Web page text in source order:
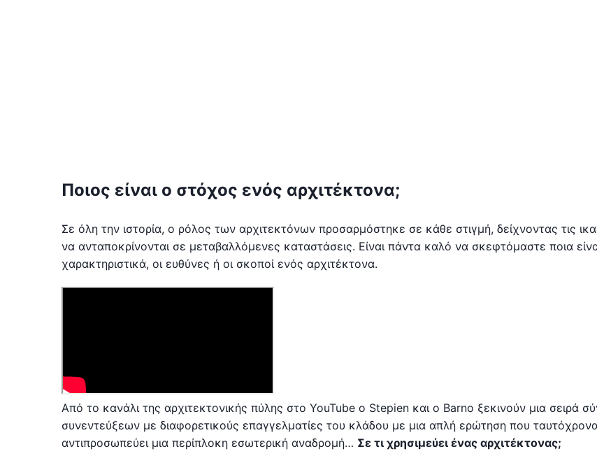
Ποιος είναι ο στόχος ενός αρχιτέκτονα;
Σε όλη την ιστορία, ο ρόλος των αρχιτεκτόνων προσαρμόστηκε σε κάθε στιγμή, δείχνοντας τις
να ανταποκρίνονται σε μεταβαλλόμενες καταστάσεις. Είναι πάντα καλό να σκεφτόμαστε ποια
χαρακτηριστικά, οι ευθύνες ή οι σκοποί ενός αρχιτέκτονα.
Από το κανάλι της αρχιτεκτονικής πύλης στο YouTube ο Stepien και ο Barno ξεκινούν μια σειρά
συνεντεύξεων με διαφορετικούς επαγγελματίες του κλάδου με μια απλή ερώτηση που
αντιπροσωπεύει μια περίπλοκη εσωτερική αναδρομή… Σε τι χρησιμεύει ένας αρχιτέκτονας;